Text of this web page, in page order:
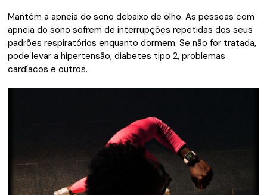
Mantém a apneia do sono debaixo de olho. As pessoas com
apneia do sono sofrem de interrupções repetidas dos seus
padrões respiratórios enquanto dormem. Se não for tratada,
pode levar a hipertensão, diabetes tipo 2, problemas
cardíacos e outros.